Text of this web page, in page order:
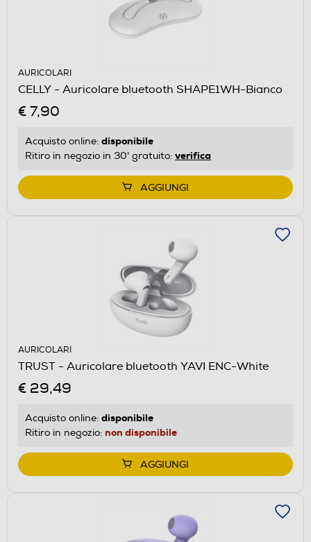
AURICOLARI
CELLY - Auricolare bluetooth SHAPE1WH-Bianco
€ 7,90
Acquisto online: disponibile
Ritiro in negozio in 30' gratuito: verifica
AGGIUNGI
AURICOLARI
TRUST - Auricolare bluetooth YAVI ENC-White
€ 29,49
Acquisto online: disponibile
Ritiro in negozio: non disponibile
AGGIUNGI